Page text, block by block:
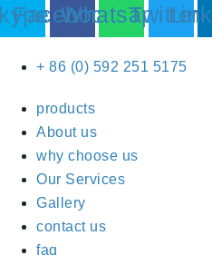
Facebook
Whatsapp
Twitter
+ 86 (0) 592 251 5175
products
About us
why choose us
Our Services
Gallery
contact us
faq